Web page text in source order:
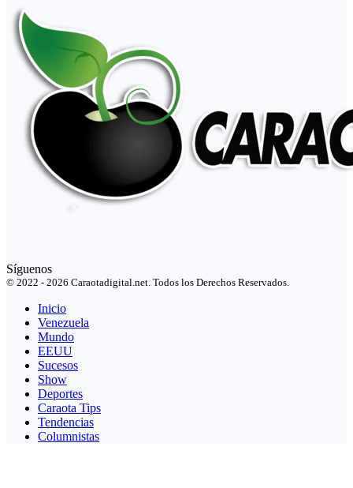
Síguenos
© 2022 - 2026 Caraotadigital.net. Todos los Derechos Reservados.
Inicio
Venezuela
Mundo
EEUU
Sucesos
Show
Deportes
Caraota Tips
Tendencias
Columnistas